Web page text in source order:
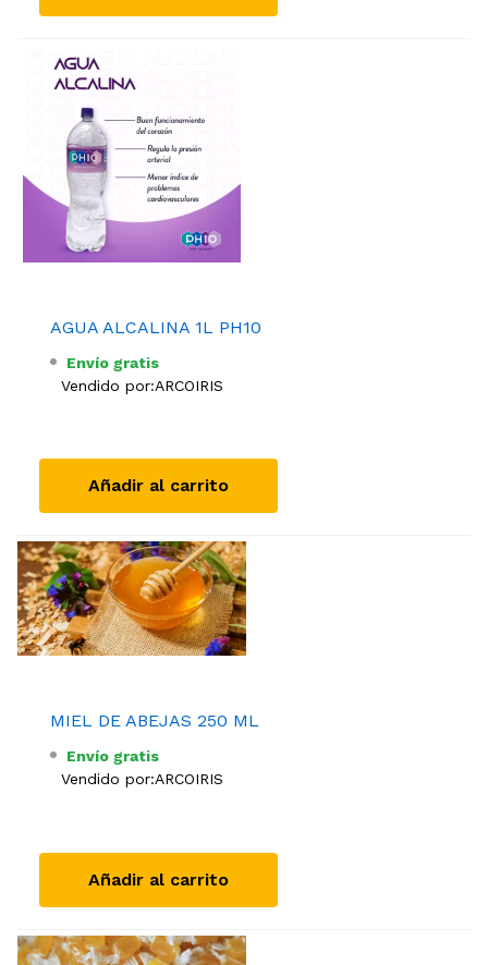
AGUA ALCALINA 1L PH10
Envío gratis
Vendido por:ARCOIRIS
Añadir al carrito
MIEL DE ABEJAS 250 ML
Envío gratis
Vendido por:ARCOIRIS
Añadir al carrito